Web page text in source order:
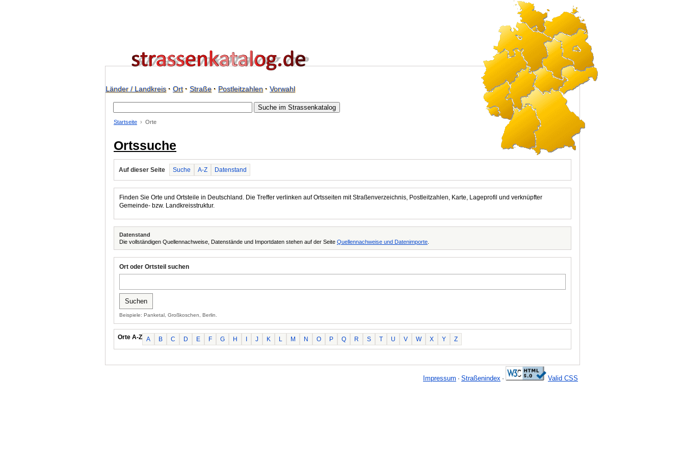
Länder / Landkreis· Ort· Straße· Postleitzahlen· Vorwahl
Startseite Orte
Ortssuche
Auf dieser Seite Suche A-Z Datenstand
Finden Sie Orte und Ortsteile in Deutschland. Die Treffer verlinken auf Ortsseiten mit Straßenverzeichnis, Postleitzahlen, Karte, Lageprofil und verknüpfter
Gemeinde- bzw. Landkreisstruktur.
Datenstand
Die vollständigen Quellennachweise, Datenstände und Importdaten stehen auf der Seite Quellennachweise und Datenimporte
Ort oder Ortsteil suchen
Beispiele: Panketal, Großkoschen, Berlin.
Orte A-Z A B C D E F G H J K L M N O P Q R S T U V W X Y Z
Impressum · Straßenindex · Valid CSS